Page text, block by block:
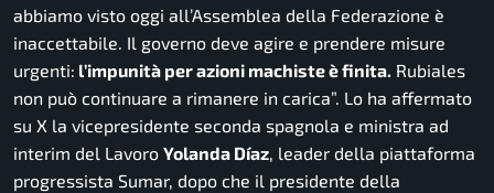
abbiamo visto oggi all’Assemblea della Federazione è
inaccettabile. Il governo deve agire e prendere misure
urgenti: l’impunità per azioni machiste è finita. Rubiales
non può continuare a rimanere in carica”. Lo ha affermato
su X la vicepresidente seconda spagnola e ministra ad
interim del Lavoro Yolanda Díaz, leader della piattaforma
progressista Sumar, dopo che il presidente della